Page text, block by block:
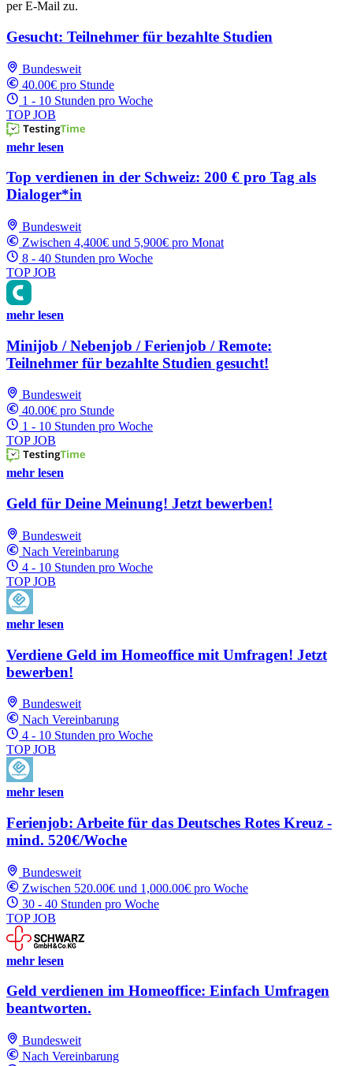
per E-Mail zu.
Gesucht: Teilnehmer für bezahlte Studien
Bundesweit
40.00€ pro Stunde
1 - 10 Stunden pro Woche
TOP JOB
mehr lesen
Top verdienen in der Schweiz: 200 € pro Tag als
Dialoger*in
Bundesweit
Zwischen 4,400€ und 5,900€ pro Monat
8 - 40 Stunden pro Woche
TOP JOB
mehr lesen
Minijob / Nebenjob / Ferienjob / Remote:
Teilnehmer für bezahlte Studien gesucht!
Bundesweit
40.00€ pro Stunde
1 - 10 Stunden pro Woche
TOP JOB
mehr lesen
Geld für Deine Meinung! Jetzt bewerben!
Bundesweit
Nach Vereinbarung
4 - 10 Stunden pro Woche
TOP JOB
mehr lesen
Verdiene Geld im Homeoffice mit Umfragen! Jetzt
bewerben!
Bundesweit
Nach Vereinbarung
4 - 10 Stunden pro Woche
TOP JOB
mehr lesen
Ferienjob: Arbeite für das Deutsches Rotes Kreuz -
mind. 520€/Woche
Bundesweit
Zwischen 520.00€ und 1,000.00€ pro Woche
30 - 40 Stunden pro Woche
TOP JOB
mehr lesen
Geld verdienen im Homeoffice: Einfach Umfragen
beantworten.
Bundesweit
Nach Vereinbarung